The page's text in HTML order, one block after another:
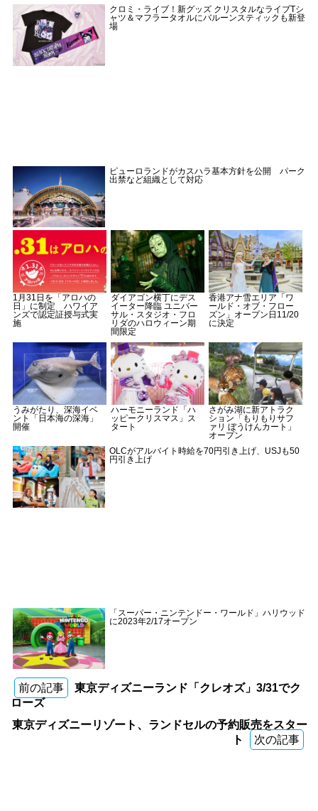
クロミ・ライブ！新グッズ クリスタルなライブTシ
ャツ＆マフラータオルにバルーンスティックも新登
場
ピューロランドがカスハラ基本方針を公開 パーク
出禁など組織として対応
1月31日を「アロハの
日」に制定 ハワイア
ンズで認定証授与式実
施
ダイアゴン横丁にデス
イーター降臨 ユニバー
サル・スタジオ・フロ
リダのハロウィーン期
間限定
香港アナ雪エリア「ワ
ールド・オブ・フロー
ズン」オープン日11/20
に決定
うみがたり、深海イベ
ント「日本海の深海」
開催
ハーモニーランド「ハ
ッピークリスマス」ス
タート
さがみ湖に新アトラク
ション「もりもりサフ
ァリ ぼうけんカート」
オープン
OLCがアルバイト時給を70円引き上げ、USJも50
円引き上げ
「スーパー・ニンテンドー・ワールド」ハリウッド
に2023年2/17オープン
前の記事
東京ディズニーランド「クレオズ」3/31でク
ローズ
東京ディズニーリゾート、ランドセルの予約販売をスター
ト
次の記事